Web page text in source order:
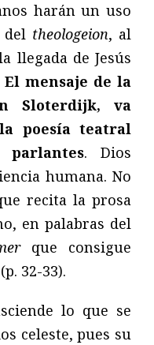
harán un uso
del theologeion, al
llegada de Jesús
El mensaje de la
Sloterdijk, va
poesía teatral
. Dios
humana. No
recita la prosa
en palabras del
que consigue
(p. 32-33).
lo que se
celeste, pues su